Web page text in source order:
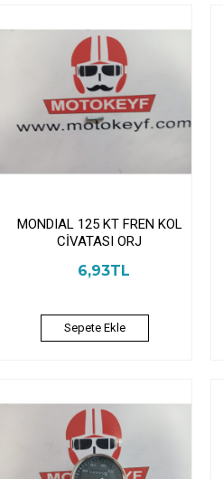
MONDIAL 125 KT FREN KOL
CİVATASI ORJ
6,93TL
Sepete Ekle